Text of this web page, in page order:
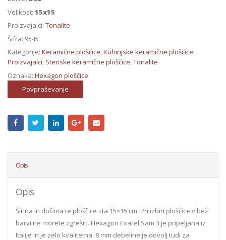
Velikost: 15x15
Proizvajalci: Tonalite
Šifra: 9545
Kategorije: Keramične ploščice,Kuhinjske keramične ploščice,
Proizvajalci, Stenske keramične ploščice,Tonalite
Oznaka: Hexagon ploščice
Povpraševanje
Opis
Opis
Širina in dolžina te ploščice sta 15×15 cm. Pri izbiri ploščice v bež
barvi ne morete zgrešiti. Hexagon Exarel Sam 3 je pripeljana iz
Italije in je zelo kvalitetna. 8 mm debeline je dovolj tudi za